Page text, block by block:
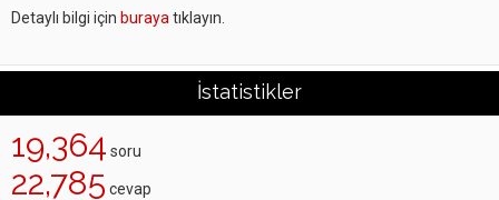
Detaylı bilgi için buraya tıklayın.
İstatistikler
19,364 soru
22,785 cevap